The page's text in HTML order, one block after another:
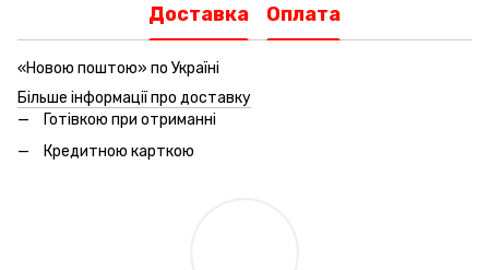
Доставка Оплата
«Новою поштою» по Україні
Більше інформації про доставку
Готівкою при отриманні
Кредитною карткою